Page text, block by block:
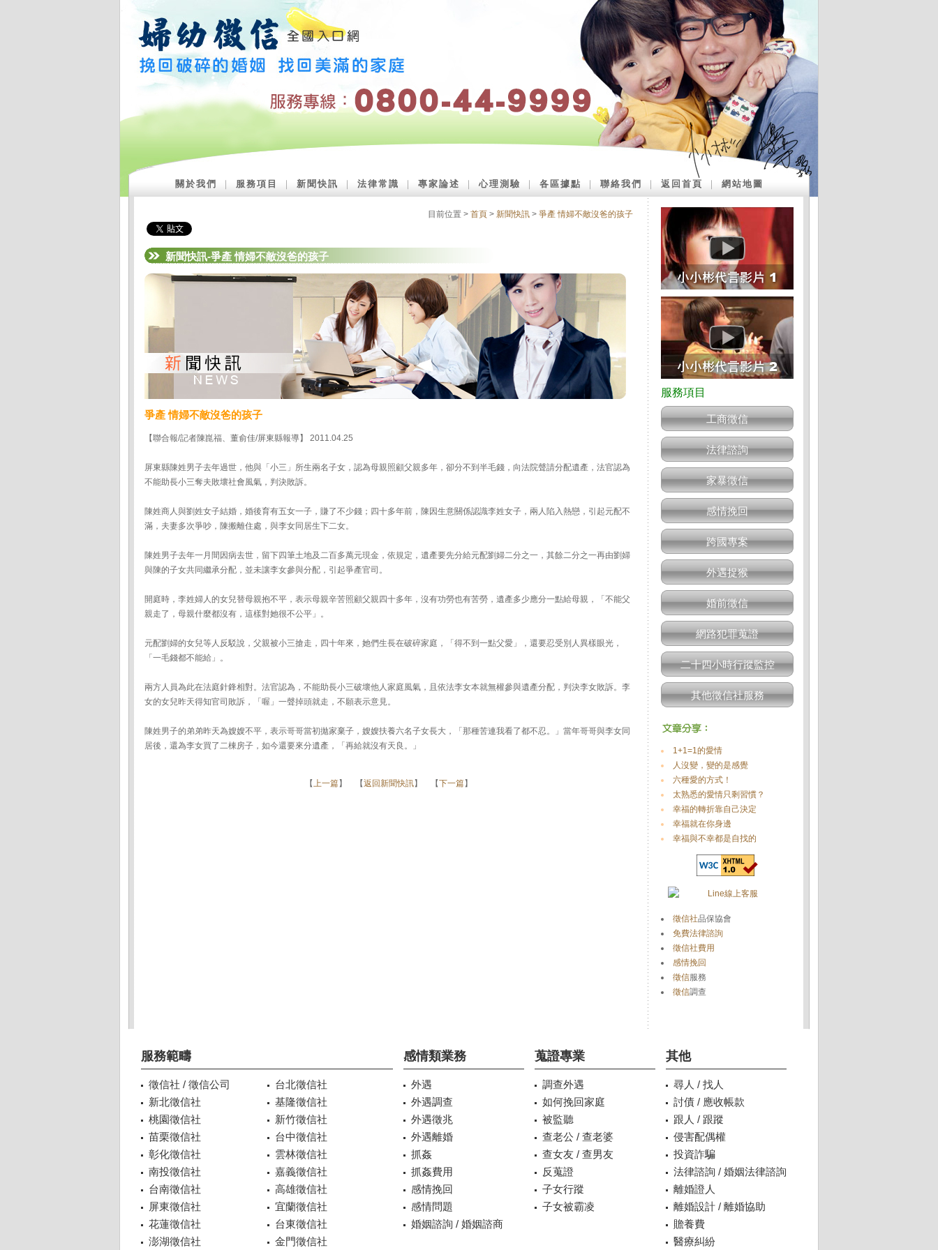
關於我們 服務項目 新聞快訊 法律常識 專家論述 ｜心理測驗 各區據點 聯絡我們 返回首頁 網站地圖
目前位置 > 首頁 > 新聞快訊 > 爭產 情婦不敵沒爸的孩子
新聞快訊-爭產 情婦不敵沒爸的孩子
爭產 情婦不敵沒爸的孩子
【聯合報/記者陳崑福、董俞佳/屏東縣報導】 2011.04.25
屏東縣陳姓男子去年過世，他與「小三」所生兩名子女，認為母親照顧父親多年，卻分不到半毛錢，向法院聲請分配遺產，法官認為
不能助長小三奪夫敗壞社會風氣，判決敗訴。
陳姓商人與劉姓女子結婚，婚後育有五女一子，賺了不少錢；四十多年前，陳因生意關係認識李姓女子，兩人陷入熱戀，引起元配不
滿，夫妻多次爭吵，陳搬離住處，與李女同居生下二女。
陳姓男子去年一月間因病去世，留下四筆土地及二百多萬元現金，依規定，遺產要先分給元配劉婦二分之一，其餘二分之一再由劉婦
與陳的子女共同繼承分配，並未讓李女參與分配，引起爭產官司。
開庭時，李姓婦人的女兒替母親抱不平，表示母親辛苦照顧父親四十多年，沒有功勞也有苦勞，遺產多少應分一點給母親，「不能父
親走了，母親什麼都沒有，這樣對她很不公平」。
元配劉婦的女兒等人反駁說，父親被小三搶走，四十年來，她們生長在破碎家庭，「得不到一點父愛」，還要忍受別人異樣眼光，
「一毛錢都不能給」。
兩方人員為此在法庭針鋒相對。法官認為，不能助長小三破壞他人家庭風氣，且依法李女本就無權參與遺產分配，判決李女敗訴。李
女的女兒昨天得知官司敗訴，「喔」一聲掉頭就走，不願表示意見。
陳姓男子的弟弟昨天為嫂嫂不平，表示哥哥當初拋家棄子，嫂嫂扶養六名子女長大，「那種苦連我看了都不忍。」當年哥哥與李女同
居後，還為李女買了二棟房子，如今還要來分遺產，「再給就沒有天良。」
【上一篇】 【返回新聞快訊】 【下一篇】
工商徵信
法律諮詢
家暴徵信
感情挽回
跨國專案
外遇捉猴
婚前徵信
網路犯罪蒐證
二十四小時行蹤監控
其他徵信社服務
1+1=1的愛情
人沒變，變的是感覺
六種愛的方式！
太熟悉的愛情只剩習慣？
幸福的轉折靠自己決定
幸福就在你身邊
幸福與不幸都是自找的
徵信社品保協會
免費法律諮詢
徵信社費用
感情挽回
徵信服務
徵信調查
服務範疇
徵信社 / 徵信公司
台北徵信社
新北徵信社
基隆徵信社
桃園徵信社
新竹徵信社
苗栗徵信社
台中徵信社
彰化徵信社
雲林徵信社
南投徵信社
嘉義徵信社
台南徵信社
高雄徵信社
屏東徵信社
宜蘭徵信社
花蓮徵信社
台東徵信社
澎湖徵信社
金門徵信社
感情類業務
外遇
外遇調查
外遇徵兆
外遇離婚
抓姦
抓姦費用
感情挽回
感情問題
婚姻諮詢 / 婚姻諮商
蒐證專業
調查外遇
如何挽回家庭
被監聽
查老公 / 查老婆
查女友 / 查男友
反蒐證
子女行蹤
子女被霸凌
其他
尋人 / 找人
討債 / 應收帳款
跟人 / 跟蹤
侵害配偶權
投資詐騙
法律諮詢 / 婚姻法律諮詢
離婚證人
離婚設計 / 離婚協助
贍養費
醫療糾紛